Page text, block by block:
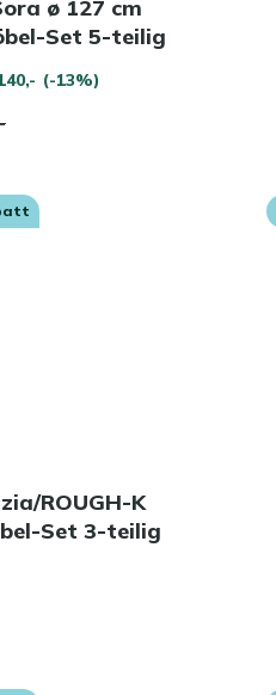
ø 127 cm
Set 5-teilig
(-13%)
ROUGH-K
Set 3-teilig